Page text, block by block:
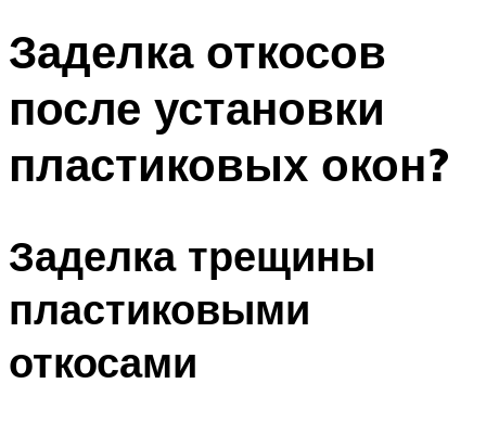
Заделка откосов
после установки
пластиковых окон?
Заделка трещины
пластиковыми
откосами